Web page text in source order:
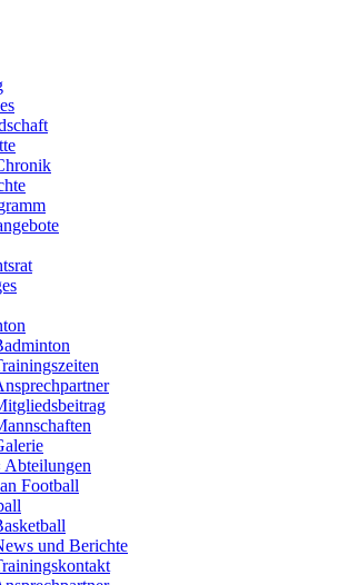
Abteilungen
Football
und Berichte